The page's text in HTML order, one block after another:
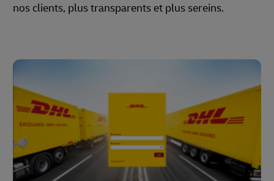
nos clients, plus transparents et plus sereins.